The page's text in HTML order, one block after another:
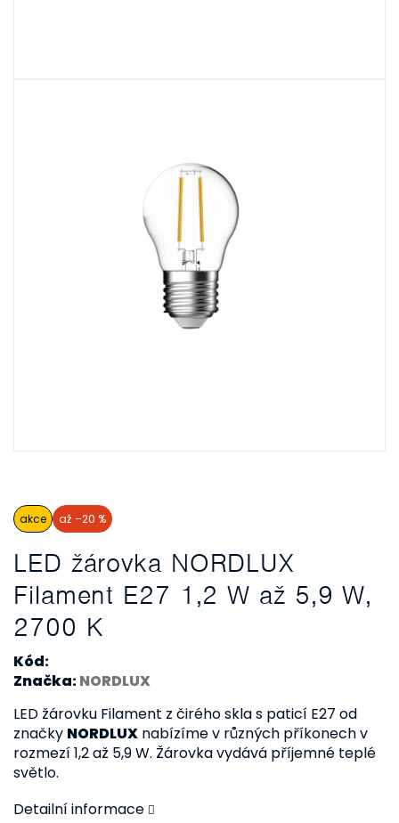
LED žárovka NORDLUX
Filament E27 1,2 W až 5,9 W,
2700 K
Kód:
akce až –20 %
Značka:NORDLUX
LED žárovku Filament z čirého skla s paticí E27 od
značky NORDLUX nabízíme v různých příkonech v
rozmezí 1,2 až 5,9 W. Žárovka vydává příjemné teplé
světlo.
Detailní informace